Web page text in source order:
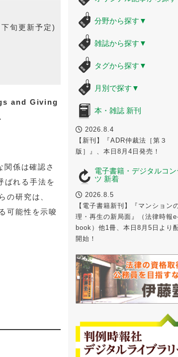
旬更新予定)
and Giving
係は確認さ
れる手法を
の研究は、
可能性を示唆
分野から探す ▼
雑誌から探す ▼
タグから探す ▼
月別で探す ▼
本・雑誌 新刊
2026.8.4
【新刊】『ADR仲裁法［第３
版］』、本日8月4日発売！
電子書籍・デジタルコン
ツ 新着
2026.8.5
【電子書籍新刊】『マンション
理・再生の新局面』（法律時報
book）他1冊、本日8月5日より
開始！